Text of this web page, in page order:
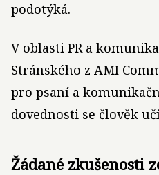
podotýká.
V oblasti PR a
Stránského z AMI
pro psaní a
dovednosti se člověk
Žádané zkušenosti